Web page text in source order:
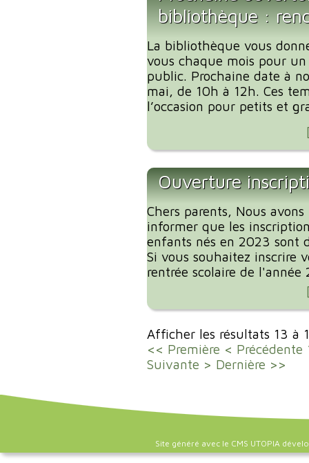
bibliothèque :
La bibliothèque vous
vous chaque mois pour
public. Prochaine date à
mai, de 10h à 12h. Ces
l’occasion pour petits et
Ouverture
Chers parents, Nous
informer que les
enfants nés en 2023 sont
Si vous souhaitez inscrire
rentrée scolaire de
Afficher les résultats 13 à
<< Première < Précédente
Suivante > Dernière >>
Site généré avec le CMS UTOPIA